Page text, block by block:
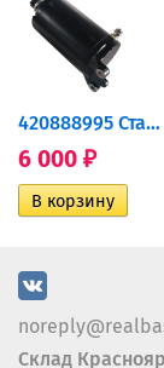
420888995 Стартер для...
6 000 ₽
Склад